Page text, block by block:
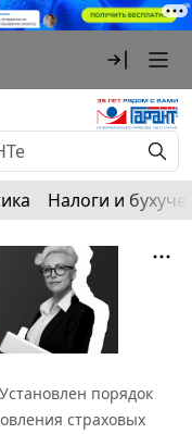
Налоги и
Установлен порядок
страховых